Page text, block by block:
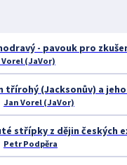
- pavouk pro
(JaVor)
třírohý (Jacksonův) a
Jan Vorel (JaVor)
Petr Podpěra